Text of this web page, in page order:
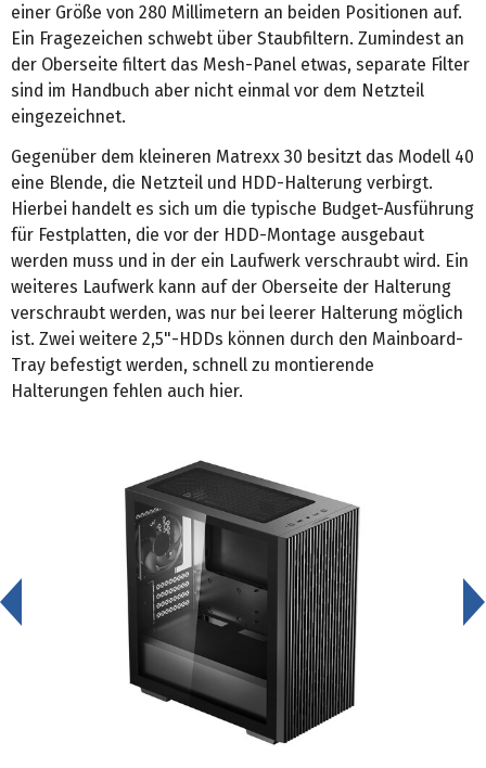
einer Größe von 280 Millimetern an beiden Positionen auf.
Ein Fragezeichen schwebt über Staubfiltern. Zumindest an
der Oberseite filtert das Mesh-Panel etwas, separate Filter
sind im Handbuch aber nicht einmal vor dem Netzteil
eingezeichnet.
Gegenüber dem kleineren Matrexx 30 besitzt das Modell 40
eine Blende, die Netzteil und HDD-Halterung verbirgt.
Hierbei handelt es sich um die typische Budget-Ausführung
für Festplatten, die vor der HDD-Montage ausgebaut
werden muss und in der ein Laufwerk verschraubt wird. Ein
weiteres Laufwerk kann auf der Oberseite der Halterung
verschraubt werden, was nur bei leerer Halterung möglich
ist. Zwei weitere 2,5"-HDDs können durch den Mainboard-
Tray befestigt werden, schnell zu montierende
Halterungen fehlen auch hier.
<